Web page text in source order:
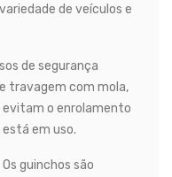
de veículos e
de segurança
travagem com mola,
evitam o enrolamento
em uso.
Os guinchos são